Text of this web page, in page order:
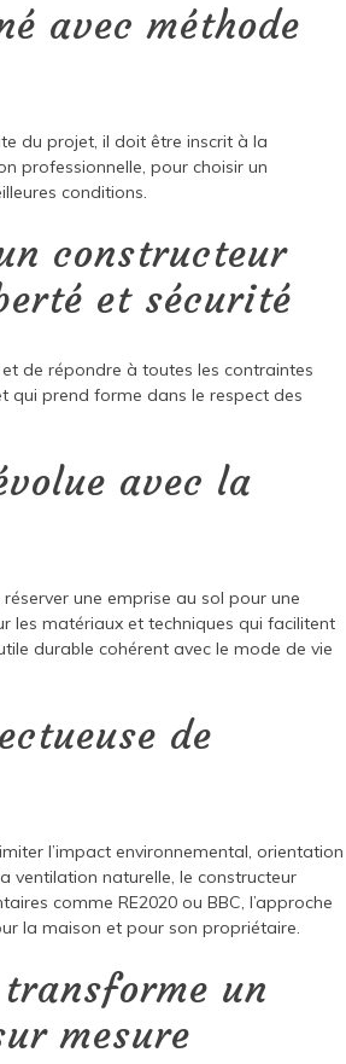
avec méthode
du projet, il doit être inscrit à la
professionnelle, pour choisir un
conditions.
constructeur
et sécurité
de répondre à toutes les contraintes
qui prend forme dans le respect des
avec la
une emprise au sol pour une
les matériaux et techniques qui facilitent
durable cohérent avec le mode de vie
de
l’impact environnemental, orientation
ventilation naturelle, le constructeur
comme RE2020 ou BBC, l’approche
la maison et pour son propriétaire.
un
mesure